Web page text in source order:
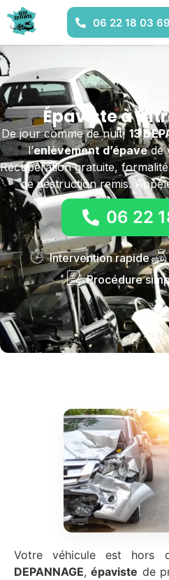
06 22 18 03 69
Épaviste à
De jour comme de nuit, 13
l’enlèvement d’épavede
Récupération gratuite,
de destruction remis.
06 22
Intervention rapide
Procédure
Votre véhicule est hors
DEPANNAGE,épaviste de